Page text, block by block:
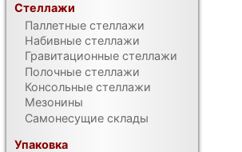
Стеллажи
Паллетные стеллажи
Набивные стеллажи
Гравитационные стеллажи
Полочные стеллажи
Консольные стеллажи
Мезонины
Самонесущие склады
Упаковка